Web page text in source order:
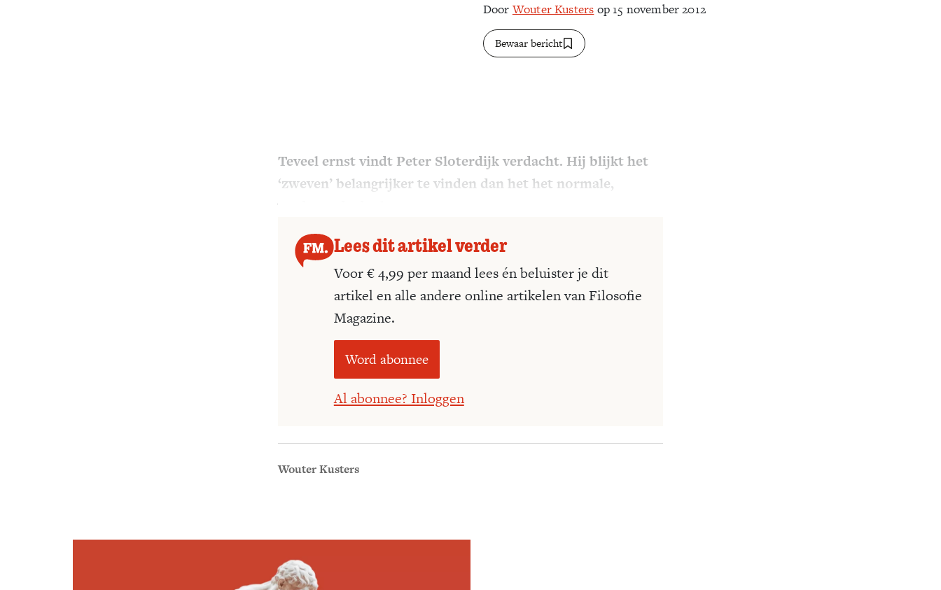
DoorWouter Kusters op 15 november 2012
Bewaar bericht
Teveel ernst vindt Peter Sloterdijk verdacht. Hij blijkt het
‘zweven’ belangrijker te vinden dan het het normale,
verdovende denken.
Lees dit artikel verder
Voor € 4,99 per maand lees én beluister je dit
artikel en alle andere online artikelen van Filosofie
Magazine.
Word abonnee
Al abonnee? Inloggen
Wouter Kusters